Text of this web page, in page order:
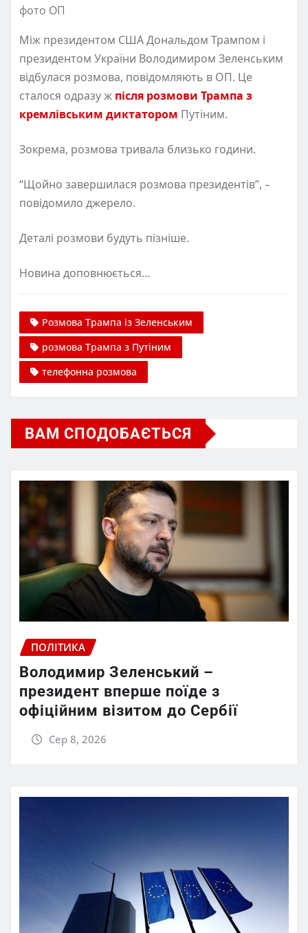
фото ОП
Між президентом США Дональдом Трампом і
президентом України Володимиром Зеленським
відбулася розмова, повідомляють в ОП. Це
сталося одразу ж після розмови Трампа з
кремлівським диктатором Путіним.
Зокрема, розмова тривала близько години.
“Щойно завершилася розмова президентів”, –
повідомило джерело.
Деталі розмови будуть пізніше.
Новина доповнюється…
Розмова Трампа із Зеленським
розмова Трампа з Путіним
телефонна розмова
ВАМ СПОДОБАЄТЬСЯ
ПОЛІТИКА
Володимир Зеленський –
президент вперше поїде з
офіційним візитом до Сербії
Сер 8, 2026